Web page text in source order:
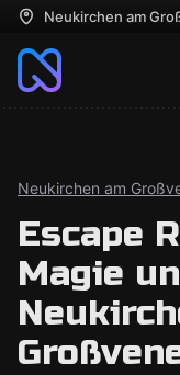
Neukirchen am
Neukirchen am
Escape
Magie